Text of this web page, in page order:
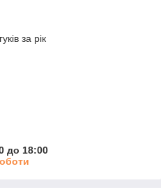
за рік
до 18:00